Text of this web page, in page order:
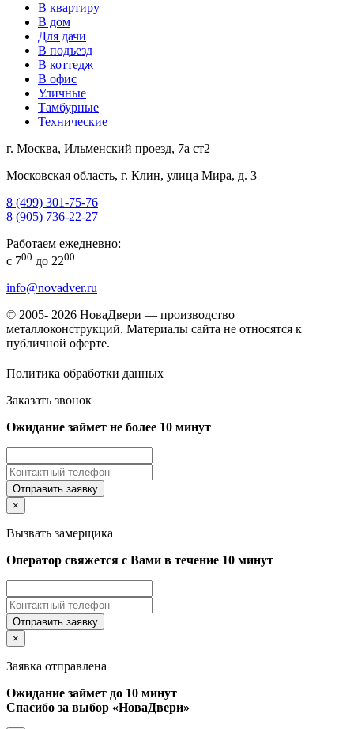
В квартиру
В дом
Для дачи
В подъезд
В коттедж
В офис
Уличные
Тамбурные
Технические
г. Москва, Ильменский проезд, 7а ст2
Московская область, г. Клин, улица Мира, д. 3
8 (499) 301-75-76
8 (905) 736-22-27
Работаем ежедневно:
с 700 до 2200
info@novadver.ru
© 2005- 2026 НоваДвери — производство
металлоконструкций. Материалы сайта не относятся к
публичной оферте.
Политика обработки данных
Заказать звонок
Ожидание займет не более 10 минут
Отправить заявку
×
Вызвать замерщика
Оператор свяжется с Вами в течение 10 минут
Отправить заявку
×
Заявка отправлена
Ожидание займет до 10 минут
Спасибо за выбор «НоваДвери»